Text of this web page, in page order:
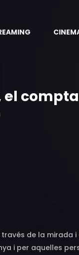
el
de la mirada
i per aquelles